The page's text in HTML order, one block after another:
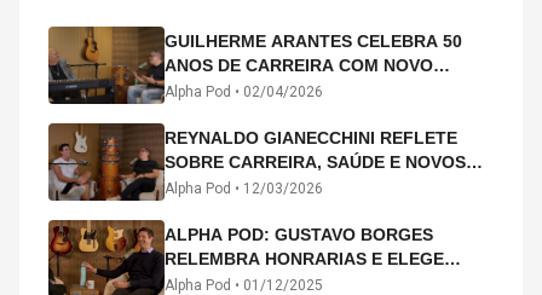
acompanham até hoje, quase trinta anos mais tarde:
"Bem Querer" e "Minha Menina". Em 2026, o astro
segue com o […]
GUILHERME ARANTES CELEBRA 50
ANOS DE CARREIRA COM NOVO
ÁLBUM INTERDIMENSIONAL E TURNÊ
Alpha Pod • 02/04/2026
REYNALDO GIANECCHINI REFLETE
SOBRE CARREIRA, SAÚDE E NOVOS
CAMINHOS ARTÍSTICOS NO ALPHA
Alpha Pod • 12/03/2026
ALPHA POD: GUSTAVO BORGES
RELEMBRA HONRARIAS E ELEGE
MICHAEL PHELPS O MAIOR ATLETA DA
Alpha Pod • 01/12/2025